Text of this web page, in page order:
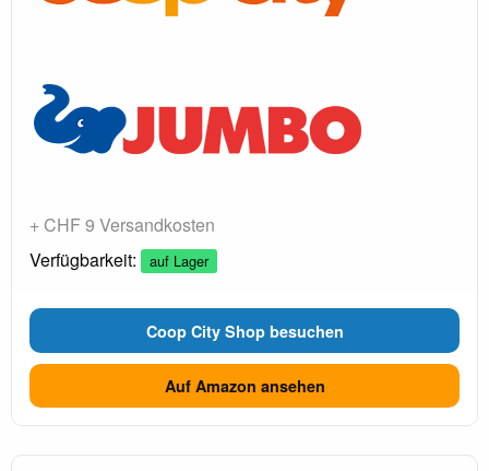
+ CHF 9 Versandkosten
Verfügbarkeit:
auf Lager
Coop City Shop besuchen
Auf Amazon ansehen